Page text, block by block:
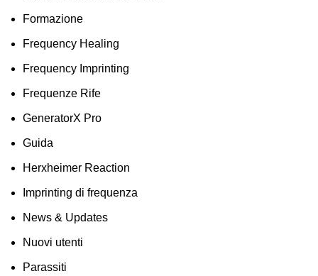
Formazione
Frequency Healing
Frequency Imprinting
Frequenze Rife
GeneratorX Pro
Guida
Herxheimer Reaction
Imprinting di frequenza
News & Updates
Nuovi utenti
Parassiti